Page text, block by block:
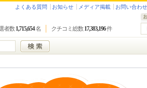
よくある質問 お知らせ メディア掲載 お問い合わせ
者数 1,715,654名 クチコミ総数 17,383,196件